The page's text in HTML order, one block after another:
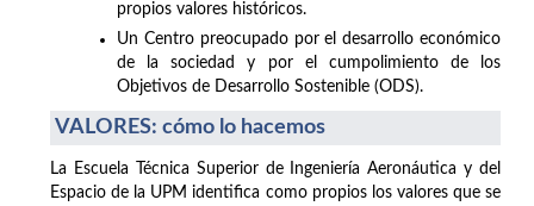
propios valores históricos.
Un Centro preocupado por el desarrollo económico
de la sociedad y por el cumpolimiento de los
Objetivos de Desarrollo Sostenible (ODS).
VALORES: cómo lo hacemos
La Escuela Técnica Superior de Ingeniería Aeronáutica y del
Espacio de la UPM identifica como propios los valores que se